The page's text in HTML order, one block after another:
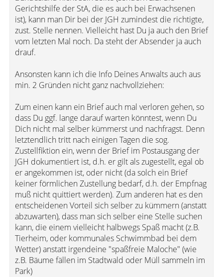
Gerichtshilfe der StA, die es auch bei Erwachsenen
ist), kann man Dir bei der JGH zumindest die richtigte,
zust. Stelle nennen. Vielleicht hast Du ja auch den Brief
vom letzten Mal noch. Da steht der Absender ja auch
drauf.
Ansonsten kann ich die Info Deines Anwalts auch aus
min. 2 Gründen nicht ganz nachvollziehen:
Zum einen kann ein Brief auch mal verloren gehen, so
dass Du ggf. lange darauf warten könntest, wenn Du
Dich nicht mal selber kümmerst und nachfragst. Denn
letztendlich tritt nach einigen Tagen die sog.
Zustellfiktion ein, wenn der Brief im Postausgang der
JGH dokumentiert ist, d.h. er gilt als zugestellt, egal ob
er angekommen ist, oder nicht (da solch ein Brief
keiner förmlichen Zustellung bedarf, d.h. der Empfnag
muß nicht quittiert werden). Zum anderen hat es den
entscheidenen Vorteil sich selber zu kümmern (anstatt
abzuwarten), dass man sich selber eine Stelle suchen
kann, die einem vielleicht halbwegs Spaß macht (z.B.
Tierheim, oder kommunales Schwimmbad bei dem
Wetter) anstatt irgendeine "spaßfreie Maloche" (wie
z.B. Bäume fällen im Stadtwald oder Müll sammeln im
Park)